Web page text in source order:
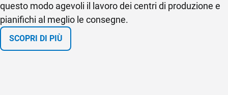
questo modo agevoli il lavoro dei centri di produzione e
pianifichi al meglio le consegne.
SCOPRI DI PIÙ
effettuato la cucina riceve la comanda sulKitchen
Monitore può impostare il ritmo di lavoro per effettuare
la consegna nei tempi prestabiliti.
SCOPRI DI PIÙ
La soluzione è molto semplice da utilizzare: quando un
cliente acquista dalla piattaforma il sistema recepisce
l’ordine e lo trasferisce al software, il quale lo comunica
al registratore telematico che, a fine giornata, trasmette